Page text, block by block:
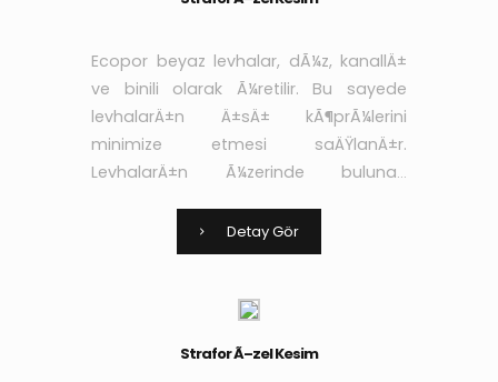
Ecopor beyaz levhalar, dÃ¼z, kanallÄ±
ve binili olarak Ã¼retilir. Bu sayede
levhalarÄ±n Ä±sÄ± kÃ¶prÃ¼lerini
minimize etmesi saÄŸlanÄ±r.
LevhalarÄ±n Ã¼zerinde bulunan
yapÄ±ÅŸtÄ±rÄ±cÄ± ve sÄ±vanÄ±n
aderans niteliÄŸi arttÄ±rÄ±larak yÃ¼k
Detay Gör
Strafor Ã–zel Kesim